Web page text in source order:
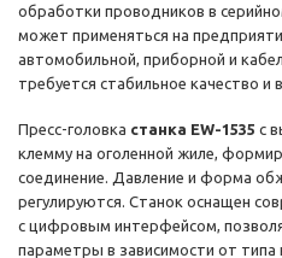
обработки проводников в
может применяться на
автомобильной, приборной и
требуется стабильное качество
Пресс-головка станка EW-1535 с
клемму на оголенной жиле,
соединение. Давление и форма
регулируются. Станок оснащен
с цифровым интерфейсом,
параметры в зависимости от типа